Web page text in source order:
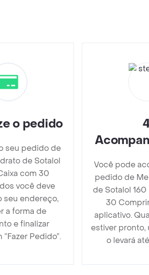
o pedido
seu pedido de
de Sotalol
com 30
você deve
seu endereço,
a forma de
e finalizar
Pedido”.
Você pode
pedido de
de Sotalol
30
aplicativo.
estiver pronto,
o levará